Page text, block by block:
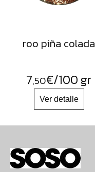
roo piña colada
7,50€/100 gr